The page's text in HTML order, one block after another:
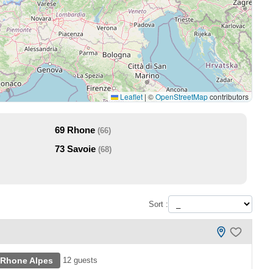
Leaflet | ©OpenStreetMapcontributors
69 Rhone (66)
73 Savoie (68)
Sort :
Alpes 12 guests